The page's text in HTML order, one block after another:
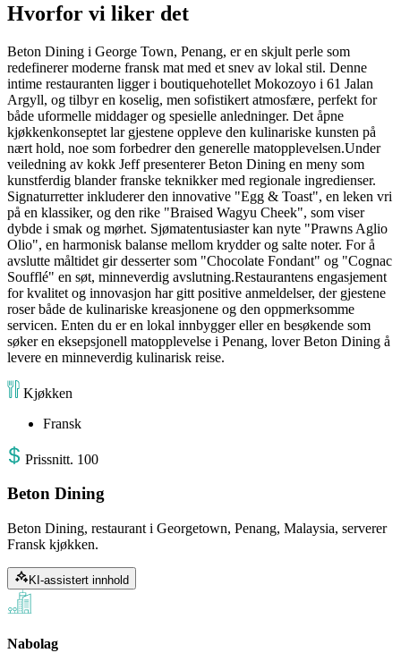
Hvorfor vi liker det
Beton Dining i George Town, Penang, er en skjult perle som
redefinerer moderne fransk mat med et snev av lokal stil. Denne
intime restauranten ligger i boutiquehotellet Mokozoyo i 61 Jalan
Argyll, og tilbyr en koselig, men sofistikert atmosfære, perfekt for
både uformelle middager og spesielle anledninger. Det åpne
kjøkkenkonseptet lar gjestene oppleve den kulinariske kunsten på
nært hold, noe som forbedrer den generelle matopplevelsen.Under
veiledning av kokk Jeff presenterer Beton Dining en meny som
kunstferdig blander franske teknikker med regionale ingredienser.
Signaturretter inkluderer den innovative "Egg & Toast", en leken vri
på en klassiker, og den rike "Braised Wagyu Cheek", som viser
dybde i smak og mørhet. Sjømatentusiaster kan nyte "Prawns Aglio
Olio", en harmonisk balanse mellom krydder og salte noter. For å
avslutte måltidet gir desserter som "Chocolate Fondant" og "Cognac
Soufflé" en søt, minneverdig avslutning.Restaurantens engasjement
for kvalitet og innovasjon har gitt positive anmeldelser, der gjestene
roser både de kulinariske kreasjonene og den oppmerksomme
servicen. Enten du er en lokal innbygger eller en besøkende som
søker en eksepsjonell matopplevelse i Penang, lover Beton Dining å
levere en minneverdig kulinarisk reise.
Kjøkken
Fransk
Prissnitt. 100
Beton Dining
Beton Dining, restaurant i Georgetown, Penang, Malaysia, serverer
Fransk kjøkken.
KI-assistert innhold
Nabolag